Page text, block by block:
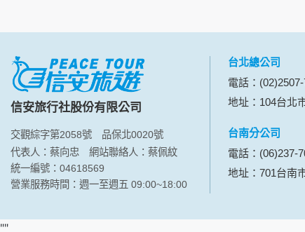
當客戶在本網站註冊時，我們會取得您的姓
登入使用我們的服務後，本網站即取得您的資
其他除了上述，會保留您在上網瀏覽或查詢
錄等。本網站會對個別連線者的瀏覽器予以
項記錄和您對應。請您注意，在本網站網刊
本網站將在事前或註冊登錄取得您的同意後
郵件上提供您能隨時停止接收這些資料或電
資料使用:
本公司不會向任何人出售或出借您的個人識
在以下情況下， 本公司會向其他人士或公司
信安旅行社股份有限公司
交觀綜字第2058號
品保北0020號
代表人：蔡向忠
網站聯絡人：蔡佩紋
統一編號：04618569
營業服務時間：週一至週五 09:00~18:00
台北總公司
電話：
地址：104台北
台南分公司
電話：(06)237-
地址：701台南
""